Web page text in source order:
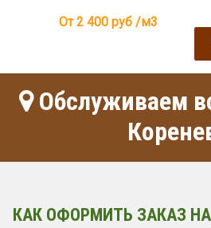
От 2 400 руб /м3
Обслуживаем
КАК ОФОРМИТЬ ЗАКАЗ